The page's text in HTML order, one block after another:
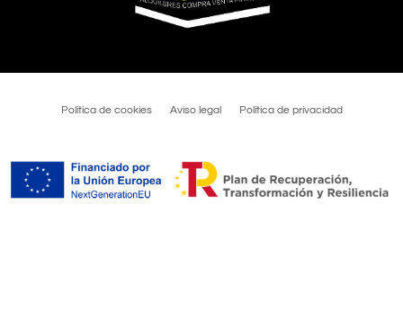
Política de cookies Aviso legal Política de privacidad